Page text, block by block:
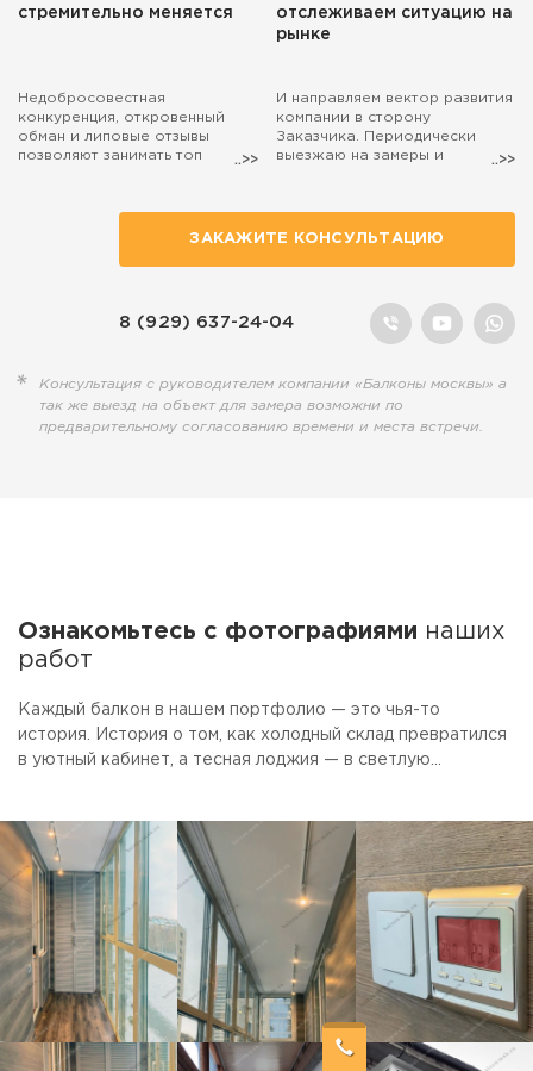
стремительно меняется
Недобросовестная
конкуренция, откровенный
обман и липовые отзывы
позволяют занимать топ
действительно занятые
полезным делом, остаются на
отслеживаем ситуацию на
рынке
И направляем вектор развития
компании в сторону
Заказчика. Периодически
выезжаю на замеры и
балкона выехал лично я, то
просто попросите об этом
ЗАКАЖИТЕ КОНСУЛЬТАЦИЮ
8 (929) 637-24-04
Консультация с руководителем компании «Балконы москвы» а
так же выезд на объект для замера возможни по
предварительному согласованию времени и места встречи.
Ознакомьтесь с фотографиями наших
работ
Каждый балкон в нашем портфолио — это чья-то
история. История о том, как холодный склад превратился
в уютный кабинет, а тесная лоджия — в светлую
то, что нравится — просто скажите, мы сделаем так же.